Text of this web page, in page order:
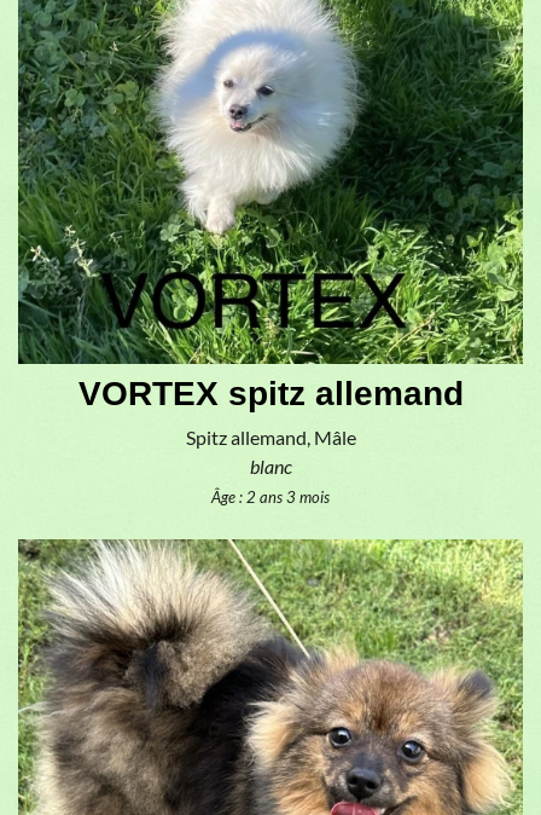
VORTEX spitz allemand
Spitz allemand, Mâle
blanc
Âge : 2 ans 3 mois